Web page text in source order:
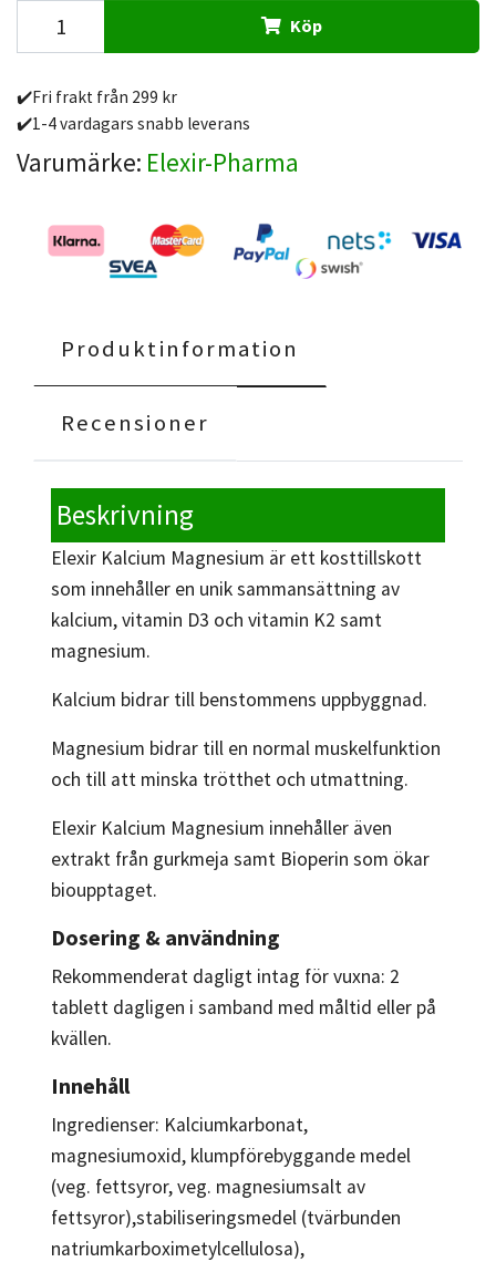
Köp
✔️Fri frakt från 299 kr
✔️1-4 vardagars snabb leverans
Varumärke: Elexir-Pharma
Produktinformation
Recensioner
Beskrivning
Elexir Kalcium Magnesium är ett kosttillskott
som innehåller en unik sammansättning av
kalcium, vitamin D3 och vitamin K2 samt
magnesium.
Kalcium bidrar till benstommens uppbyggnad.
Magnesium bidrar till en normal muskelfunktion
och till att minska trötthet och utmattning.
Elexir Kalcium Magnesium innehåller även
extrakt från gurkmeja samt Bioperin som ökar
bioupptaget.
Dosering & användning
Rekommenderat dagligt intag för vuxna: 2
tablett dagligen i samband med måltid eller på
kvällen.
Innehåll
Ingredienser: Kalciumkarbonat,
magnesiumoxid, klumpförebyggande medel
(veg. fettsyror, veg. magnesiumsalt av
fettsyror),stabiliseringsmedel (tvärbunden
natriumkarboximetylcellulosa),